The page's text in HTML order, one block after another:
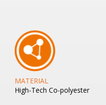
MATERIAL
High-Tech Co-polyester